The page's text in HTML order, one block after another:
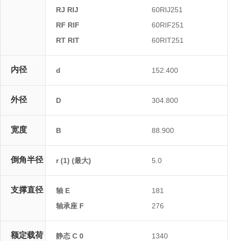
RJ RIJ
60RIJ251
RF RIF
60RIF251
RT RIT
60RIT251
内径 d 152.400
外径 D 304.800
宽度 B 88.900
倒角半径 r (1) (最大) 5.0
支撑直径 轴 E
181
轴承座 F
276
额定载荷 静态 C 0
1340